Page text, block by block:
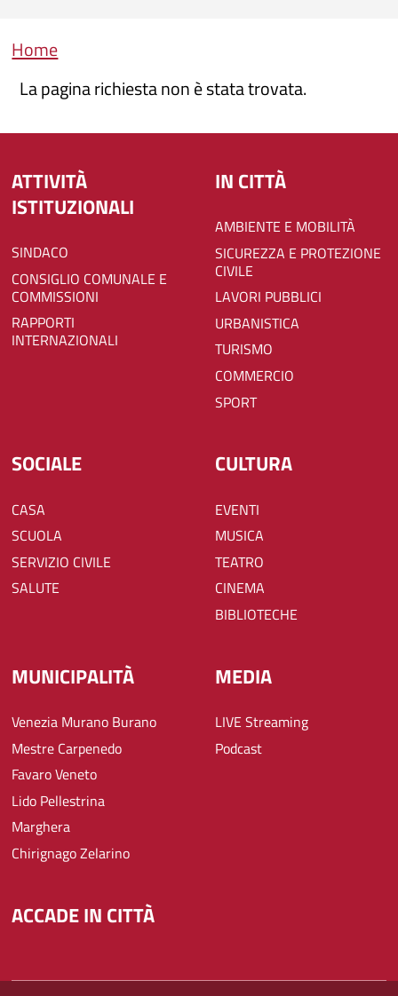
Briciole di pane
Home
La pagina richiesta non è stata trovata.
ATTIVITÀ
ISTITUZIONALI
SINDACO
CONSIGLIO COMUNALE E
COMMISSIONI
RAPPORTI
INTERNAZIONALI
IN CITTÀ
AMBIENTE E MOBILITÀ
SICUREZZA E PROTEZIONE
CIVILE
LAVORI PUBBLICI
URBANISTICA
TURISMO
COMMERCIO
SPORT
SOCIALE
CASA
SCUOLA
SERVIZIO CIVILE
SALUTE
CULTURA
EVENTI
MUSICA
TEATRO
CINEMA
BIBLIOTECHE
MUNICIPALITÀ
Venezia Murano Burano
Mestre Carpenedo
Favaro Veneto
Lido Pellestrina
Marghera
Chirignago Zelarino
MEDIA
LIVE Streaming
Podcast
ACCADE IN CITTÀ